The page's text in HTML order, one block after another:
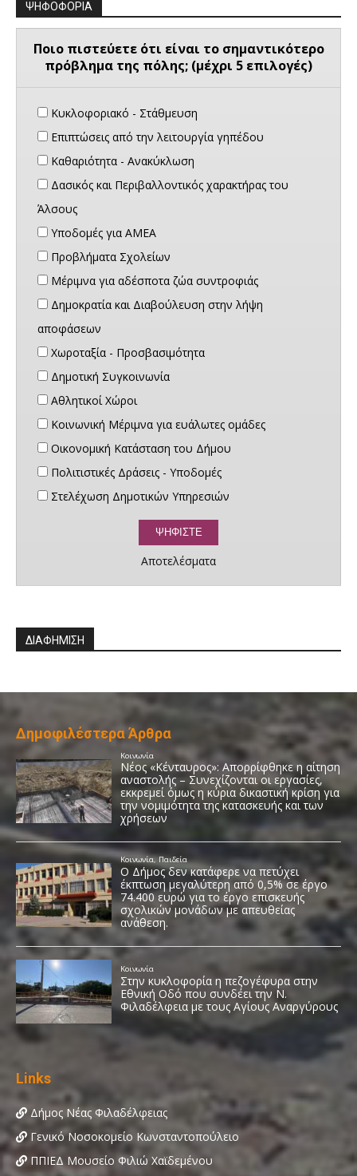
ΨΗΦΟΦΟΡΙΑ
Ποιο πιστεύετε ότι είναι το σημαντικότερο
πρόβλημα της πόλης; (μέχρι 5 επιλογές)
Κυκλοφοριακό - Στάθμευση
Επιπτώσεις από την λειτουργία γηπέδου
Καθαριότητα - Ανακύκλωση
Δασικός και Περιβαλλοντικός χαρακτήρας του
Άλσους
Υποδομές για ΑΜΕΑ
Προβλήματα Σχολείων
Μέριμνα για αδέσποτα ζώα συντροφιάς
Δημοκρατία και Διαβούλευση στην λήψη
αποφάσεων
Χωροταξία - Προσβασιμότητα
Δημοτική Συγκοινωνία
Αθλητικοί Χώροι
Κοινωνική Μέριμνα για ευάλωτες ομάδες
Οικονομική Κατάσταση του Δήμου
Πολιτιστικές Δράσεις - Υποδομές
Στελέχωση Δημοτικών Υπηρεσιών
Αποτελέσματα
ΔΙΑΦΗΜΙΣΗ
Δημοφιλέστερα Άρθρα
Links
Δήμος Νέας Φιλαδέλφειας
Γενικό Νοσοκομείο Κωνσταντοπούλειο
ΠΠΙΕΔ Μουσείο Φιλιώ Χαϊδεμένου